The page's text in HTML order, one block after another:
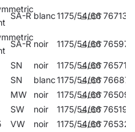
SA-R blanc1175/54/66767135
SA-R noir 1175/54/66765971
SN noir 1175/54/66765711
SN blanc1175/54/66766879
MW noir 1175/54/66765094
SW noir 1175/54/66765193
VW noir 1175/54/66765322